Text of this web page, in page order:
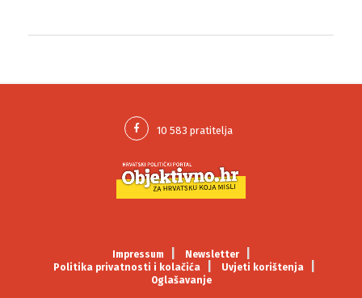
Impressum
Newsletter
Politika privatnosti i kolačića
Uvjeti korištenja
Oglašavanje